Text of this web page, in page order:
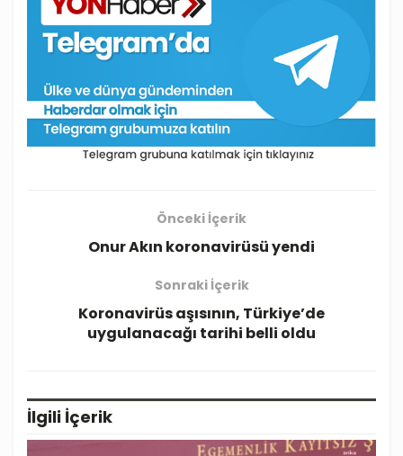
Önceki İçerik
Onur Akın koronavirüsü yendi
Sonraki İçerik
Koronavirüs aşısının, Türkiye’de
uygulanacağı tarihi belli oldu
İlgili İçerik